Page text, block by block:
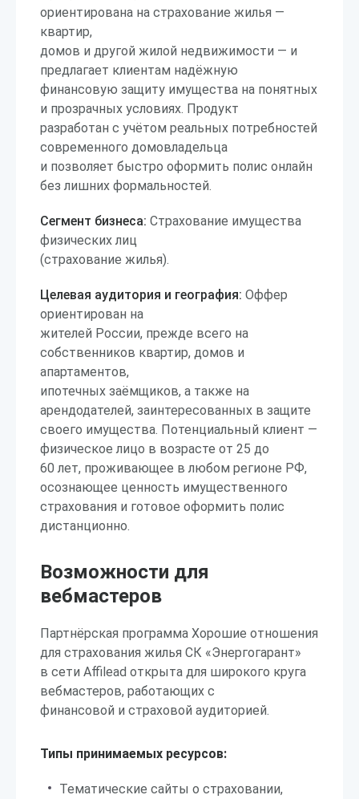
ориентирована на страхование жилья —
квартир,
домов и другой жилой недвижимости — и
предлагает клиентам надёжную
финансовую защиту имущества на понятных
и прозрачных условиях. Продукт
разработан с учётом реальных потребностей
современного домовладельца
и позволяет быстро оформить полис онлайн
без лишних формальностей.
Сегмент бизнеса: Страхование имущества
физических лиц
(страхование жилья).
Целевая аудитория и география: Оффер
ориентирован на
жителей России, прежде всего на
собственников квартир, домов и
апартаментов,
ипотечных заёмщиков, а также на
арендодателей, заинтересованных в защите
своего имущества. Потенциальный клиент —
физическое лицо в возрасте от 25 до
60 лет, проживающее в любом регионе РФ,
осознающее ценность имущественного
страхования и готовое оформить полис
дистанционно.
Возможности для
вебмастеров
Партнёрская программа Хорошие отношения
для страхования жилья СК «Энергогарант»
в сети Affilead открыта для широкого круга
вебмастеров, работающих с
финансовой и страховой аудиторией.
Типы принимаемых ресурсов:
Тематические сайты о страховании,